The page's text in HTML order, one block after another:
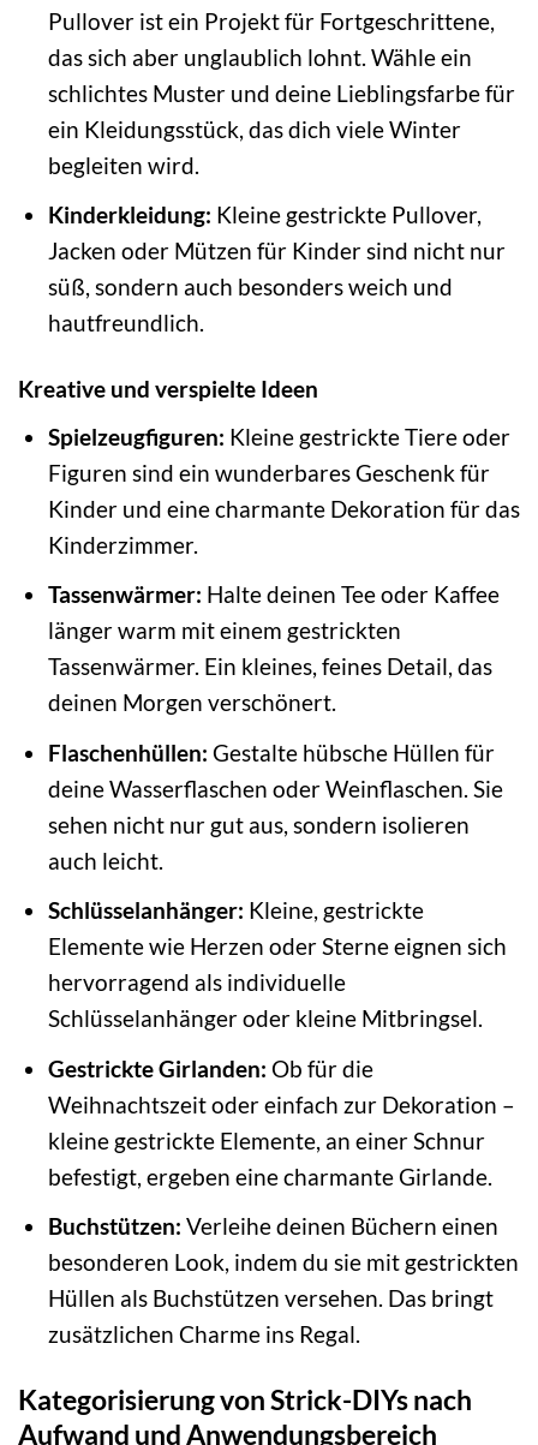
Pullover ist ein Projekt für Fortgeschrittene,
das sich aber unglaublich lohnt. Wähle ein
schlichtes Muster und deine Lieblingsfarbe für
ein Kleidungsstück, das dich viele Winter
begleiten wird.
Kinderkleidung: Kleine gestrickte Pullover,
Jacken oder Mützen für Kinder sind nicht nur
süß, sondern auch besonders weich und
hautfreundlich.
Kreative und verspielte Ideen
Spielzeugfiguren: Kleine gestrickte Tiere oder
Figuren sind ein wunderbares Geschenk für
Kinder und eine charmante Dekoration für das
Kinderzimmer.
Tassenwärmer: Halte deinen Tee oder Kaffee
länger warm mit einem gestrickten
Tassenwärmer. Ein kleines, feines Detail, das
deinen Morgen verschönert.
Flaschenhüllen: Gestalte hübsche Hüllen für
deine Wasserflaschen oder Weinflaschen. Sie
sehen nicht nur gut aus, sondern isolieren
auch leicht.
Schlüsselanhänger: Kleine, gestrickte
Elemente wie Herzen oder Sterne eignen sich
hervorragend als individuelle
Schlüsselanhänger oder kleine Mitbringsel.
Gestrickte Girlanden: Ob für die
Weihnachtszeit oder einfach zur Dekoration –
kleine gestrickte Elemente, an einer Schnur
befestigt, ergeben eine charmante Girlande.
Buchstützen: Verleihe deinen Büchern einen
besonderen Look, indem du sie mit gestrickten
Hüllen als Buchstützen versehen. Das bringt
zusätzlichen Charme ins Regal.
Kategorisierung von Strick-DIYs nach
Aufwand und Anwendungsbereich